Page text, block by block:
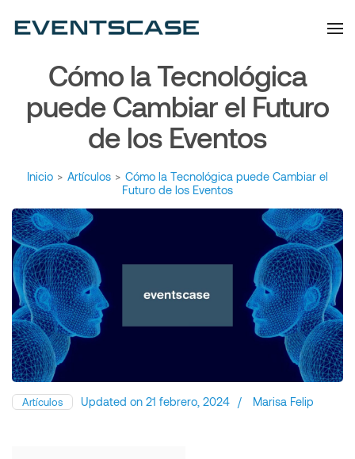
Cómo la Tecnológica
puede Cambiar el Futuro
de los Eventos
Inicio > Artículos > Cómo la Tecnológica puede Cambiar el
Futuro de los Eventos
Artículos Updated on 21 febrero, 2024 / Marisa Felip